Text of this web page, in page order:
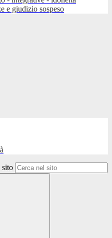
e giudizio sospeso
sito